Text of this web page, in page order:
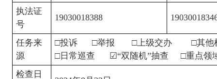
执法证
号
19030018388
任务来
源
□投诉      □举报       □上级交办        □其
□日常巡查      ☑“双随机”抽查     □重点领
检查日